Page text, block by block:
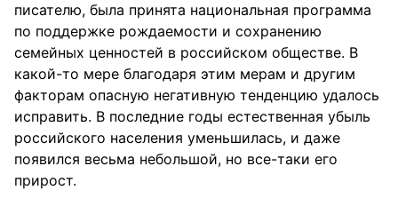
писателю, была принята национальная программа
по поддержке рождаемости и сохранению
семейных ценностей в российском обществе. В
какой-то мере благодаря этим мерам и другим
факторам опасную негативную тенденцию удалось
исправить. В последние годы естественная убыль
российского населения уменьшилась, и даже
появился весьма небольшой, но все-таки его
прирост.